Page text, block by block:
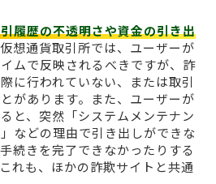
履歴の不透明さや資金の引き出
想通貨取引所では、ユーザーが
ムで反映されるべきですが、詐
に行われていない、または取引
があります。また、ユーザーが
と、突然「システムメンテナン
などの理由で引き出しができな
続きを完了できなかったりする
れも、ほかの詐欺サイトと共通